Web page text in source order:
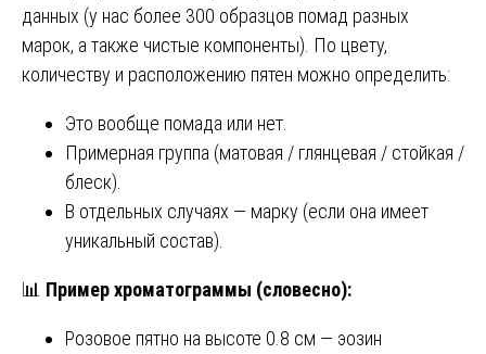
данных (у нас более 300 образцов помад разных
марок, а также чистые компоненты). По цвету,
количеству и расположению пятен можно определить:
Это вообще помада или нет.
Примерная группа (матовая / глянцевая / стойкая /
блеск).
В отдельных случаях — марку (если она имеет
уникальный состав).
📊 Пример хроматограммы (словесно):
Розовое пятно на высоте 0.8 см — эозин